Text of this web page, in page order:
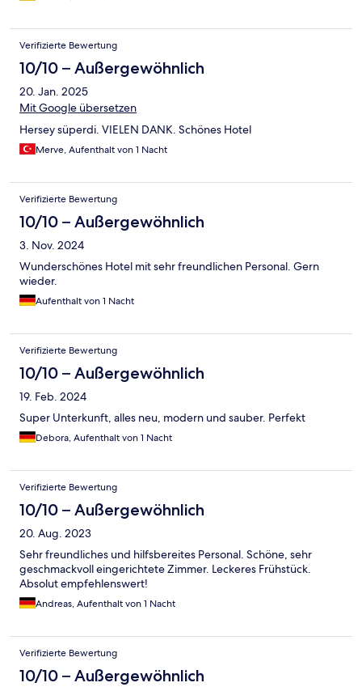
Verifizierte Bewertung
10/10 – Außergewöhnlich
20. Jan. 2025
Mit Google übersetzen
Hersey süperdi. VIELEN DANK. Schönes Hotel
Merve, Aufenthalt von 1 Nacht
Verifizierte Bewertung
10/10 – Außergewöhnlich
3. Nov. 2024
Wunderschönes Hotel mit sehr freundlichen Personal. Gern
wieder.
Aufenthalt von 1 Nacht
Verifizierte Bewertung
10/10 – Außergewöhnlich
19. Feb. 2024
Super Unterkunft, alles neu, modern und sauber. Perfekt
Debora, Aufenthalt von 1 Nacht
Verifizierte Bewertung
10/10 – Außergewöhnlich
20. Aug. 2023
Sehr freundliches und hilfsbereites Personal. Schöne, sehr
geschmackvoll eingerichtete Zimmer. Leckeres Frühstück.
Absolut empfehlenswert!
Andreas, Aufenthalt von 1 Nacht
Verifizierte Bewertung
10/10 – Außergewöhnlich